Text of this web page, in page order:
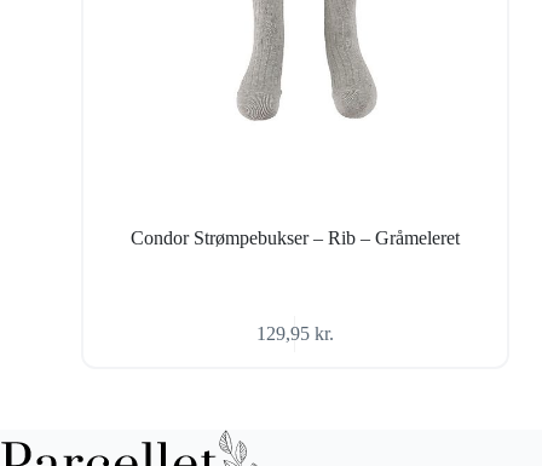
Condor Strømpebukser – Rib – Gråmeleret
129,95 kr.